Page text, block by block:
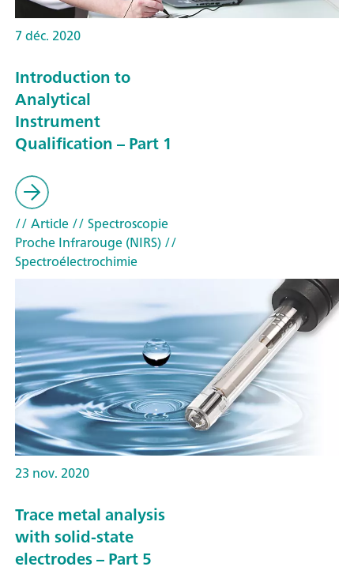
7 déc. 2020
Introduction to
Analytical
Instrument
Qualification – Part 1
// Article// Spectroscopie
Proche Infrarouge (NIRS)//
Spectroélectrochimie
23 nov. 2020
Trace metal analysis
with solid-state
electrodes – Part 5